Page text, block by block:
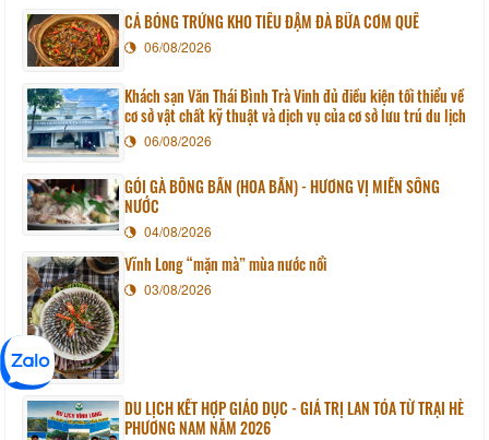
CÁ BÓNG TRỨNG KHO TIÊU ĐẬM ĐÀ BỮA CƠM QUÊ
06/08/2026
Khách sạn Văn Thái Bình Trà Vinh đủ điều kiện tối thiểu về
cơ sở vật chất kỹ thuật và dịch vụ của cơ sở lưu trú du lịch
06/08/2026
GỎI GÀ BÔNG BẦN (HOA BẦN) - HƯƠNG VỊ MIỀN SÔNG
NƯỚC
04/08/2026
Vĩnh Long “mặn mà” mùa nước nổi
03/08/2026
DU LỊCH KẾT HỢP GIÁO DỤC - GIÁ TRỊ LAN TỎA TỪ TRẠI HÈ
PHƯƠNG NAM NĂM 2026